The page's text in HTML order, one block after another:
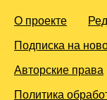
О проекте
Подписка на
Авторские права
Политика